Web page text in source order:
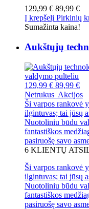
129,99 € 89,99 €
Į krepšelį Pirkinių
Sumažinta kaina!
Aukštųjų
129,99 € 89,99 €
Netrukus Akcijos
Ši varpos rankovė
ilgintuvas; tai jūsų
Nuotoliniu būdu
fantastiškos
pasiruošę savo
6 KLIENTŲ
Ši varpos rankovė
ilgintuvas; tai jūsų
Nuotoliniu būdu
fantastiškos
pasiruošę savo